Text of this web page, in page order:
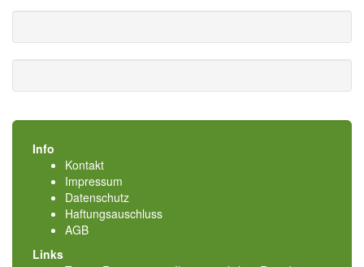
Info
Kontakt
Impressum
Datenschutz
Haftungsauschluss
AGB
Links